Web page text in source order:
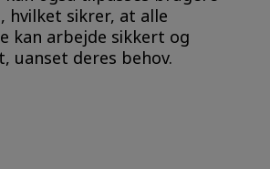
hvilket sikrer, at alle
kan arbejde sikkert og
uanset deres behov.